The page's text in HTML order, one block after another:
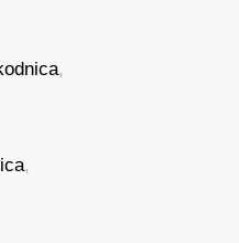
,
,